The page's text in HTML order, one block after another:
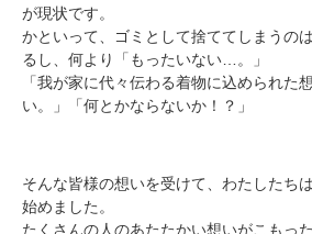
が現状です。
かといって、ゴミとして捨ててしまうの
るし、何より「もったいない…。」
「我が家に代々伝わる着物に込められた
い。」「何とかならないか！？」
そんな皆様の想いを受けて、わたしたち
始めました。
たくさんの人のあたたかい想いがこもっ